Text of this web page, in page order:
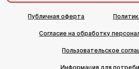
Публичная оферта
Согласие на обработку
Пользовательское
Информация для